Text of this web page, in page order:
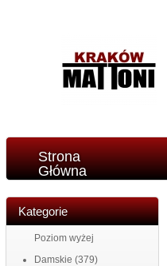
Strona
Główna
Kategorie
Poziom wyżej
Damskie (379)